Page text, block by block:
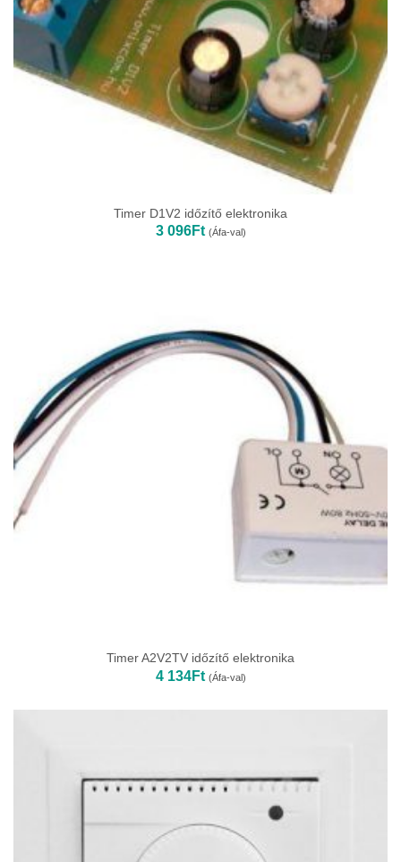
Timer D1V2 időzítő elektronika
3 096Ft (Áfa-val)
Timer A2V2TV időzítő elektronika
4 134Ft (Áfa-val)